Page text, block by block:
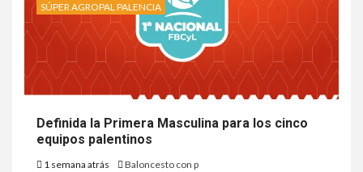
SÚPER AGROPAL PALENCIA
Definida la Primera Masculina para los cinco
equipos palentinos
1 semana atrás Baloncesto con p